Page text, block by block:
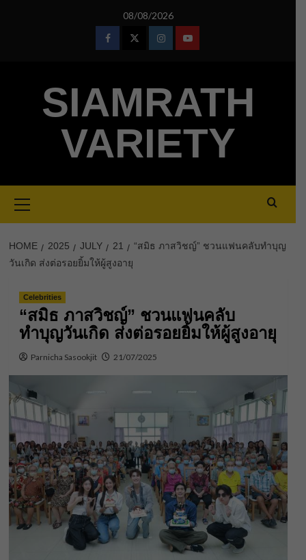
08/08/2026
FacebookTwitterInstagramYoutube
SIAMRATH
VARIETY
Menu
HOME 2025 JULY 21
“สมิธ ภาสวิชญ์” ชวนแฟนคลับทำบุญ
วันเกิด ส่งต่อรอยยิ้มให้ผู้สูงอายุ
Celebrities
“สมิธ ภาสวิชญ์” ชวนแฟนคลับ
ทำบุญวันเกิด ส่งต่อรอยยิ้มให้ผู้สูงอายุ
Parnicha Sasookjit 21/07/2025